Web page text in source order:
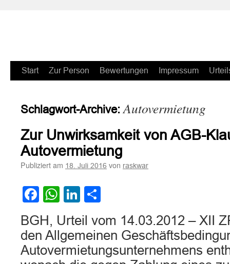
Zum
springen
Start Zur Person Bewertungen Impressum
Schlagwort-Archive:Autovermietung
Zur Unwirksamkeit von AGB-
Autovermietung
Publiziert am 18. Juli 2016 von raskwar
Facebook
WhatsApp
LinkedIn
BGH, Urteil vom 14.03.2012 – XII
den Allgemeinen
Autovermietungsunternehmens